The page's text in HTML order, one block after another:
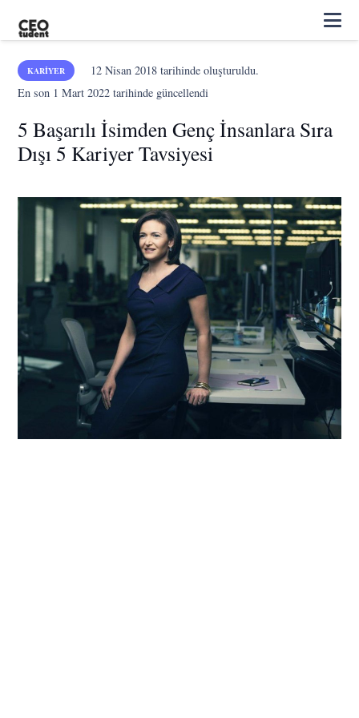
KARIYER 12 Nisan 2018tarihinde oluşturuldu.
En son 1 Mart 2022 tarihinde güncellendi
5 Başarılı İsimden Genç İnsanlara Sıra
Dışı 5 Kariyer Tavsiyesi